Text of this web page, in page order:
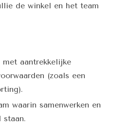
de winkel en het team
met aantrekkelijke
(zoals een
waarin samenwerken en
staan.